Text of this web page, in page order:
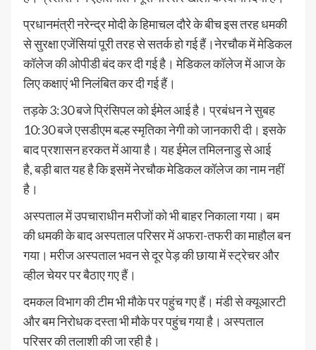
प्रधानमंत्री नरेन्द्र मोदी के हिमाचल दौरे के बीच इस तरह धमकी
से सुरक्षा एजेंसियां पूरी तरह से सतर्क हो गई हैं।नेरचौक में मेडिकल
कॉलेज की ओपीडी बंद कर दी गई है। मेडिकल कॉलेज में आज के
लिए कक्षाएं भी निलंबित कर दी गई हैं।
तड़के 3:30 बजे प्रिंसिपल को ईमेल आई है। प्रबंधन ने सुबह
10:30 बजे एसडीएम बल्ह स्मृतिका नेगी को जानकारी दी। इसके
बाद प्रशासन हरकत में आया है। यह ईमेल तमिलनाडु से आई
है, बड़ी बात यह है कि इसमें नेरचौक मेडिकल कॉलेज का नाम नहीं
है।
अस्पताल में उपचाराधीन मरीजों को भी बाहर निकाला गया। बम
की धमकी के बाद अस्पताल परिसर में अफरा-तफरी का माहौल बन
गया। मरीज अस्पताल भवन से दूर पेड़ की छाया में स्ट्रेचर और
व्हील चेयर पर बैठाए गए हैं।
दमकल विभाग की टीम भी मौके पर पहुंच गए हैं। मंडी से क्यूआरटी
और बम निरोधक दस्ता भी मौके पर पहुंच गया है। अस्पताल
परिसर की तलाशी की जा रही है।